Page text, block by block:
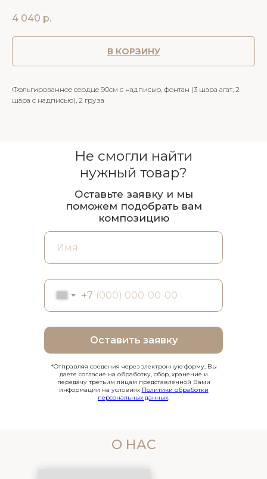
4 040 р.
В КОРЗИНУ
Фольгированное сердце 90см с надписью, фонтан (3 шара агат, 2
шара с надписью), 2 груза
+7
Оставить заявку
Не смогли найти
нужный товар?
Оставьте заявку и мы
поможем подобрать вам
композицию
*Отправляя сведения через электронную форму, Вы
даете согласие на обработку, сбор, хранение и
передачу третьим лицам представленной Вами
информации на условиях Политики обработки
персональных данных.
О НАС